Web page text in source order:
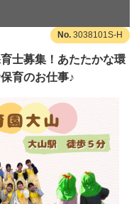
3038101S-H
士募集！あたたかな環
育のお仕事♪